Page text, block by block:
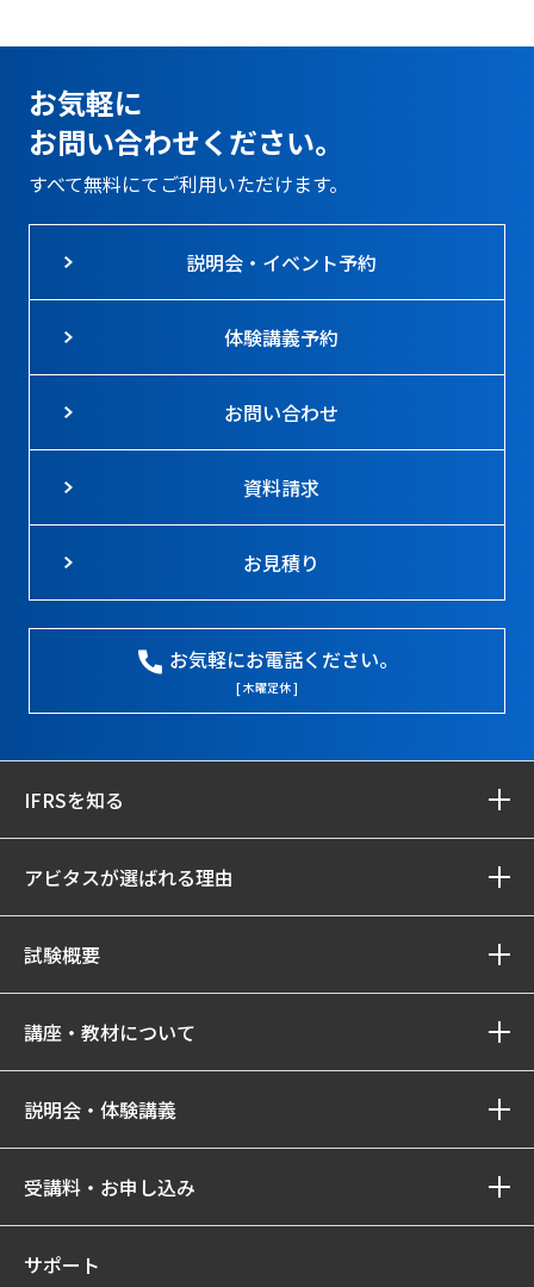
お気軽に
お問い合わせください。
すべて無料にてご利用いただけます。
説明会・イベント予約
体験講義予約
お問い合わせ
資料請求
お見積り
お気軽にお電話ください。
[ 木曜定休 ]
IFRSを知る
アビタスが選ばれる理由
試験概要
講座・教材について
説明会・体験講義
受講料・お申し込み
サポート